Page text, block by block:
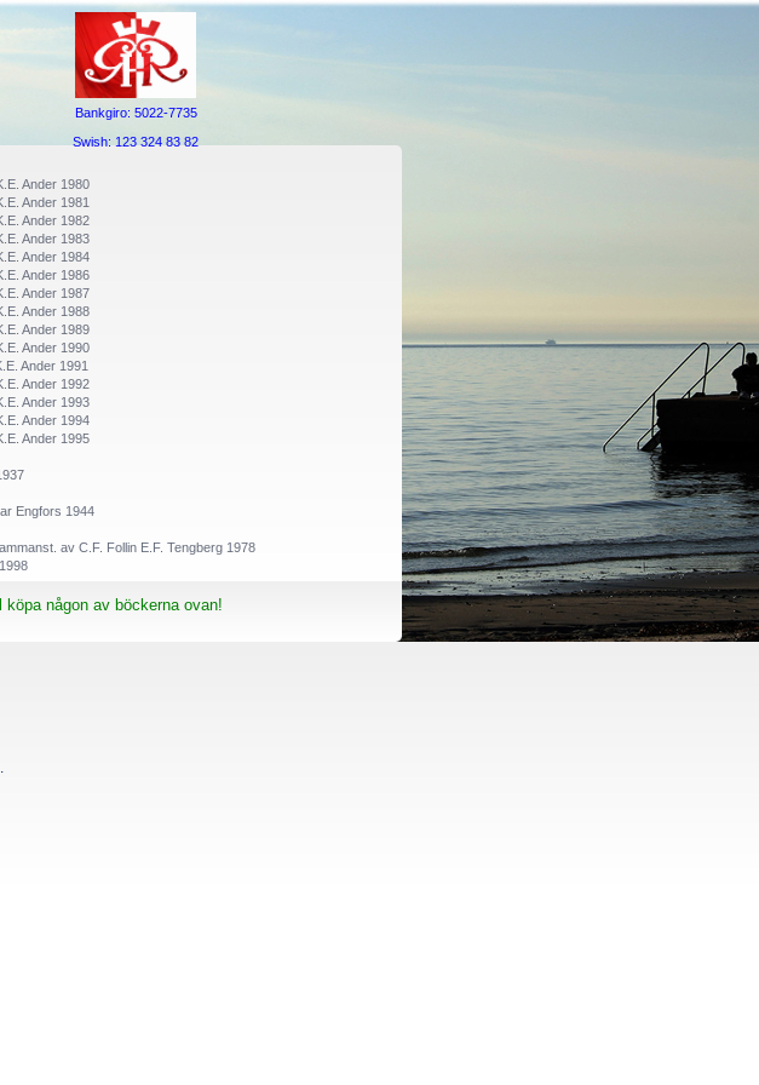
Ander 1980
Ander 1981
Ander 1982
Ander 1983
Ander 1984
Ander 1986
Ander 1987
Ander 1988
Ander 1989
Ander 1990
Ander 1991
Ander 1992
Ander 1993
Ander 1994
Ander 1995
Engfors 1944
av C.F. Follin E.F. Tengberg 1978
någon av böckerna ovan!
Bankgiro: 5022-7735
Swish: 123 324 83 82